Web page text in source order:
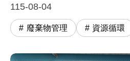
115-08-04
廢棄物管理 資源循環